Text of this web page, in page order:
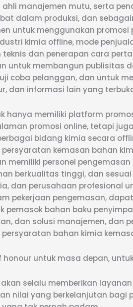
ahli manajemen mutu, serta
dalam produksi, dan
untuk menggunakan
kimia offline, mode
teknis dan penerapan cara
untuk membangun publisitas
coba pelanggan, dan untuk
dan informasi lain yang
hanya memiliki platform
promosi online, tetapi
bidang kimia secara
persyaratan kemasan bahan
memiliki personel
berkualitas tinggi, dan
dan perusahaan profesional
pekerjaan pengemasan,
pemasok bahan baku
dan solusi manajemen, dan
persyaratan bahan kimia
honour untuk masa depan,
selalu memberikan
nilai yang berkelanjutan bagi